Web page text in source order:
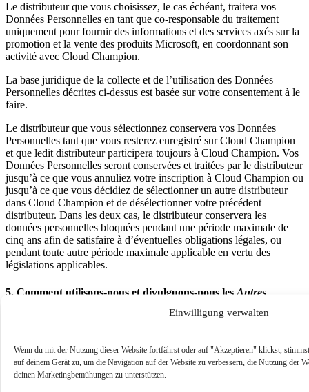
Einwilligung verwalten
Wenn du mit der Nutzung dieser Website fortfährst oder auf "Akzeptieren" klickst,
auf deinem Gerät zu, um die Navigation auf der Website zu verbessern, die Nutzung der
deinen Marketingbemühungen zu unterstützen.
Le distributeur que vous choisissez, le cas échéant, traitera vos
Données Personnelles en tant que co-responsable du traitement
uniquement pour fournir des informations et des services axés sur la
promotion et la vente des produits Microsoft, en coordonnant son
activité avec Cloud Champion.
La base juridique de la collecte et de l’utilisation des Données
Personnelles décrites ci-dessus est basée sur votre consentement à le
faire.
Le distributeur que vous sélectionnez conservera vos Données
Personnelles tant que vous resterez enregistré sur Cloud Champion
et que ledit distributeur participera toujours à Cloud Champion. Vos
Données Personnelles seront conservées et traitées par le distributeur
jusqu’à ce que vous annuliez votre inscription à Cloud Champion ou
jusqu’à ce que vous décidiez de sélectionner un autre distributeur
dans Cloud Champion et de désélectionner votre précédent
distributeur. Dans les deux cas, le distributeur conservera les
données personnelles bloquées pendant une période maximale de
cinq ans afin de satisfaire à d’éventuelles obligations légales, ou
pendant toute autre période maximale applicable en vertu des
législations applicables.
5. Comment utilisons-nous et divulguons-nous les Autres
sauf si nous sommes tenus de faire autrement en vertu du droit
applicable. Si nous sommes tenus de traiter d’Autres informations
comme des Données Personnelles en vertu de la loi applicable, alors
nous les utiliserons ou les divulguerons de la même manière que